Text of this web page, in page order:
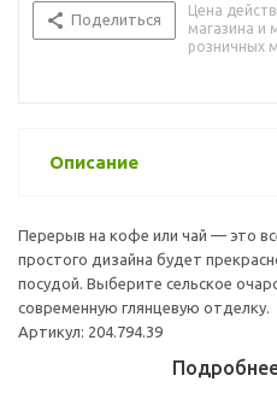
Поделиться
Цена
магазина и
розничных
Описание
Перерыв на кофе или чай — это
простого дизайна будет
посудой. Выберите сельское
современную глянцевую отделку.
Артикул: 204.794.39